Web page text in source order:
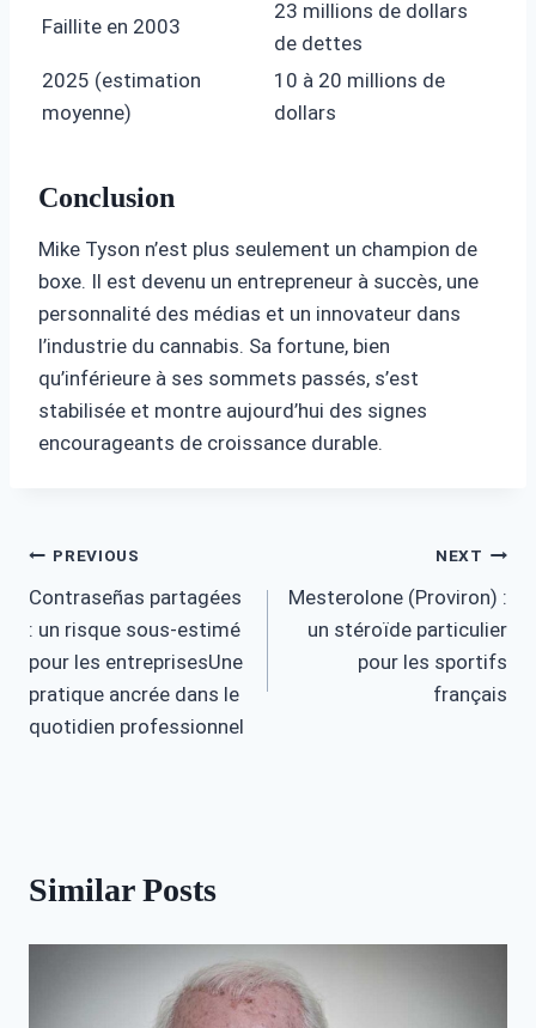
Faillite en 2003
23 millions de dollars
de dettes
2025 (estimation
moyenne)
10 à 20 millions de
dollars
Conclusion
Mike Tyson n’est plus seulement un champion de
boxe. Il est devenu un entrepreneur à succès, une
personnalité des médias et un innovateur dans
l’industrie du cannabis. Sa fortune, bien
qu’inférieure à ses sommets passés, s’est
stabilisée et montre aujourd’hui des signes
encourageants de croissance durable.
Post
navigation
PREVIOUS
Contraseñas partagées
: un risque sous-estimé
pour les entreprisesUne
pratique ancrée dans le
quotidien professionnel
NEXT
Mesterolone (Proviron) :
un stéroïde particulier
pour les sportifs
français
Similar Posts